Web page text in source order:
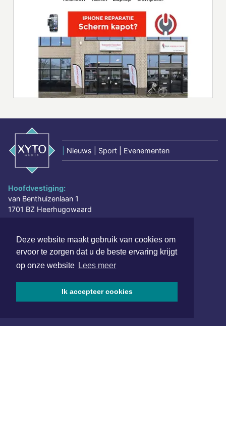
Deze website maakt gebruik van cookies om
ervoor te zorgen dat u de beste ervaring krijgt
op onze website Lees meer
Ik accepteer cookies
Nieuws | Sport | Evenementen
Hoofdvestiging:
van Benthuizenlaan 1
1701 BZ Heerhugowaard
redactie@xyto.nl
www.xyto.nl